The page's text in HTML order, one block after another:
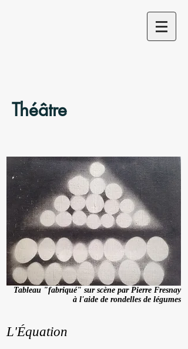
Théâtre
Tableau "fabriqué" sur scène par Pierre Fresnay
à l'aide de rondelles de légumes
L'Équation